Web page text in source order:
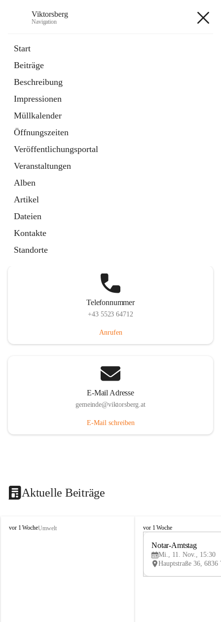
Viktorsberg
Navigation
Start
Beiträge
Beschreibung
Impressionen
Müllkalender
Öffnungszeiten
Veröffentlichungsportal
Veranstaltungen
Alben
Artikel
Dateien
Kontakte
Standorte
1 Schnellzugriff
Bürgerservice
10 Schnellzugriffe
Telefonnummer
+43 5523 64712
Anrufen
E-Mail Adresse
gemeinde@viktorsberg.at
E-Mail schreiben
Aktuelle Beiträge
V
vor 1 WocheUmwelt
V
vor 1 Woche
Notar-Amtstag
Mi., 11. Nov., 15:30